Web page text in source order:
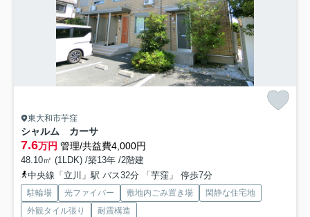
東大和市芋窪
シャルム カーサ
7.6万円 管理/共益費4,000円
48.10㎡ (1LDK) /築13年 /2階建
中央線「立川」駅 バス32分 「芋窪」 停歩7分
駐輪場 光ファイバー 敷地内ごみ置き場
閑静な住宅地
外観タイル張り
耐震構造